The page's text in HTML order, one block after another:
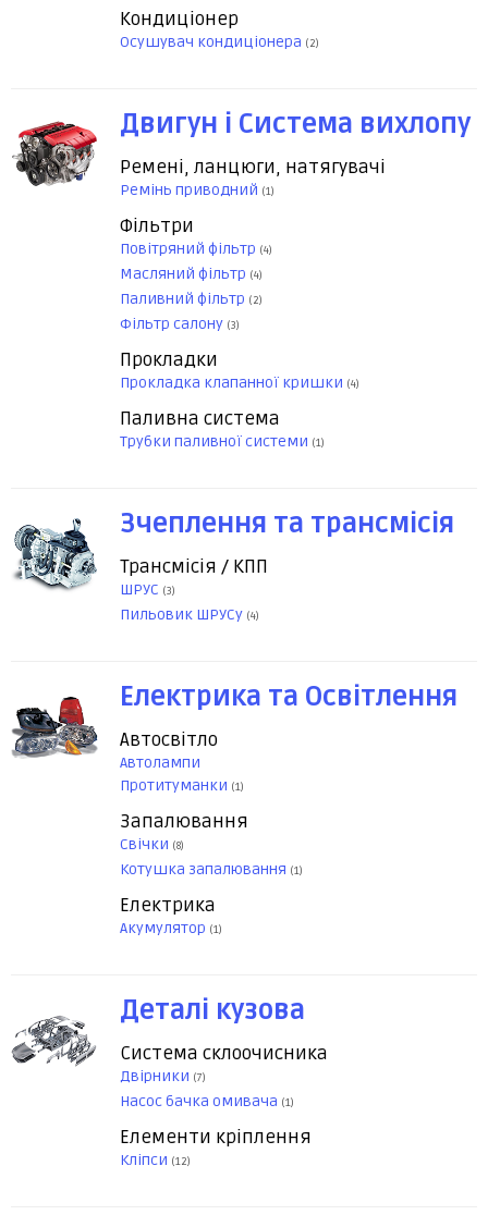
Кондиціонер
Осушувач кондиціонера (2)
Двигун і Система вихлопу
Ремені, ланцюги, натягувачі
Ремінь приводний (1)
Фільтри
Повітряний фільтр (4)
Масляний фільтр (4)
Паливний фільтр (2)
Фільтр салону (3)
Прокладки
Прокладка клапанної кришки (4)
Паливна система
Трубки паливної системи (1)
Зчеплення та трансмісія
Трансмісія / КПП
ШРУС (3)
Пильовик ШРУСу (4)
Електрика та Освітлення
Автосвітло
Автолампи
Протитуманки (1)
Запалювання
Свічки (8)
Котушка запалювання (1)
Електрика
Акумулятор (1)
Деталі кузова
Система склоочисника
Двірники (7)
Насос бачка омивача (1)
Елементи кріплення
Кліпси (12)